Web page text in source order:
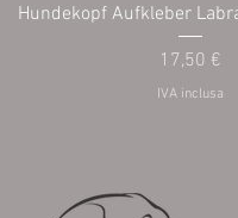
Hundekopf Aufkleber
Prezzo
17,50 €
IVA inclusa